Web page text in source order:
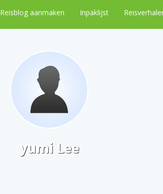
Reisblog aanmaken Inpaklijst
yumi Lee